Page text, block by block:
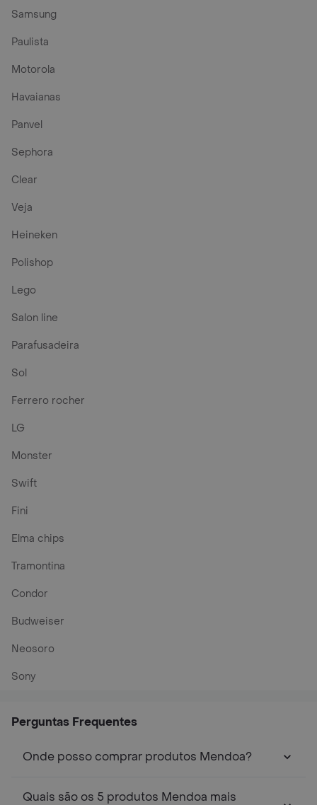
Samsung
Paulista
Motorola
Havaianas
Panvel
Sephora
Clear
Veja
Heineken
Polishop
Lego
Salon line
Parafusadeira
Sol
Ferrero rocher
LG
Monster
Swift
Fini
Elma chips
Tramontina
Condor
Budweiser
Neosoro
Sony
Perguntas Frequentes
Onde posso comprar produtos Mendoa?
Quais são os 5 produtos Mendoa mais